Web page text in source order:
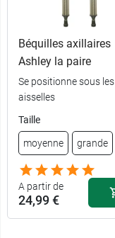
Béquilles axillaires
Ashley la paire
Se positionne sous les
aisselles
Taille
moyenne grande
A partir de
24,99 €